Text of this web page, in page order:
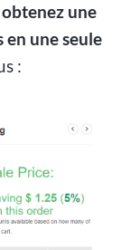
obtenez une
une seule
: